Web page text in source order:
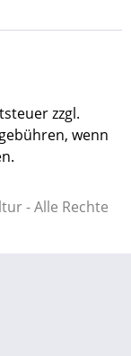
zzgl.
wenn
- Alle Rechte